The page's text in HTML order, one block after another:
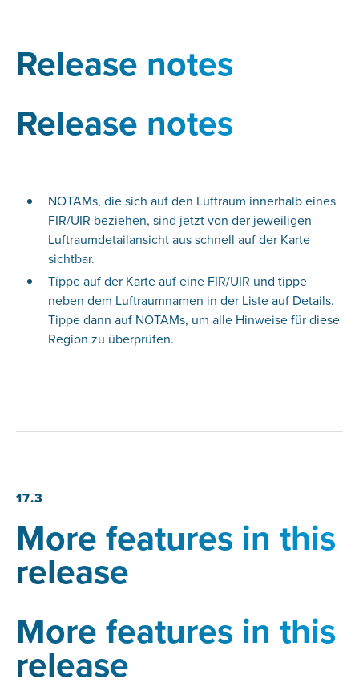
Release notes
Release notes
NOTAMs, die sich auf den Luftraum innerhalb eines
FIR/UIR beziehen, sind jetzt von der jeweiligen
Luftraumdetailansicht aus schnell auf der Karte
sichtbar.
Tippe auf der Karte auf eine FIR/UIR und tippe
neben dem Luftraumnamen in der Liste auf Details.
Tippe dann auf NOTAMs, um alle Hinweise für diese
Region zu überprüfen.
17.3
More features in this
release
More features in this
release